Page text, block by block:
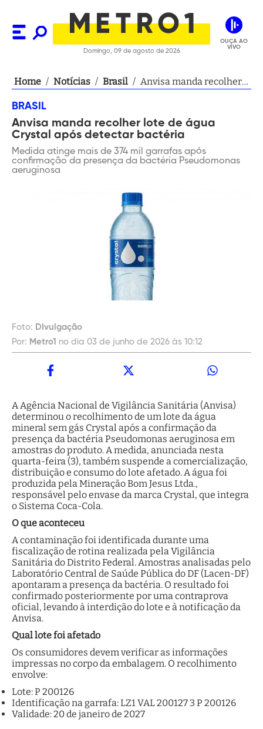
Domingo, 09 de agosto de 2026
OUÇA AO
VIVO
Home / Notícias / Brasil / Anvisa manda recolher
BRASIL
Anvisa manda recolher lote de água
Crystal após detectar bactéria
Medida atinge mais de 374 mil garrafas após
confirmação da presença da bactéria Pseudomonas
aeruginosa
Foto: DIvulgação
Por: Metro1 no dia 03 de junho de 2026 às 10:12
A Agência Nacional de Vigilância Sanitária (Anvisa)
determinou o recolhimento de um lote da água
mineral sem gás Crystal após a confirmação da
presença da bactéria Pseudomonas aeruginosa em
amostras do produto. A medida, anunciada nesta
quarta-feira (3), também suspende a comercialização,
distribuição e consumo do lote afetado. A água foi
produzida pela Mineração Bom Jesus Ltda.,
responsável pelo envase da marca Crystal, que integra
o Sistema Coca-Cola.
O que aconteceu
A contaminação foi identificada durante uma
fiscalização de rotina realizada pela Vigilância
Sanitária do Distrito Federal. Amostras analisadas pelo
Laboratório Central de Saúde Pública do DF (Lacen-DF)
apontaram a presença da bactéria. O resultado foi
confirmado posteriormente por uma contraprova
oficial, levando à interdição do lote e à notificação da
Anvisa.
Qual lote foi afetado
Os consumidores devem verificar as informações
impressas no corpo da embalagem. O recolhimento
envolve:
Lote: P 200126
Identificação na garrafa: LZ1 VAL 200127 3 P 200126
Validade: 20 de janeiro de 2027